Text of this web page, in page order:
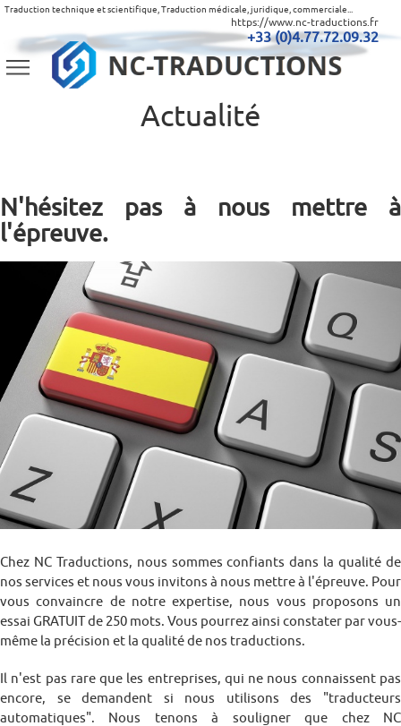
Traduction technique et scientifique, Traduction médicale, juridique, commerciale...
https://www.nc-traductions.fr
+33 (0)4.77.72.09.32
Actualité
N'hésitez pas à nous mettre à
l'épreuve.
Chez NC Traductions, nous sommes confiants dans la qualité de
nos services et nous vous invitons à nous mettre à l'épreuve. Pour
vous convaincre de notre expertise, nous vous proposons un
essai GRATUIT de 250 mots. Vous pourrez ainsi constater par vous-
même la précision et la qualité de nos traductions.
Il n'est pas rare que les entreprises, qui ne nous connaissent pas
encore, se demandent si nous utilisons des "traducteurs
automatiques". Nous tenons à souligner que chez NC